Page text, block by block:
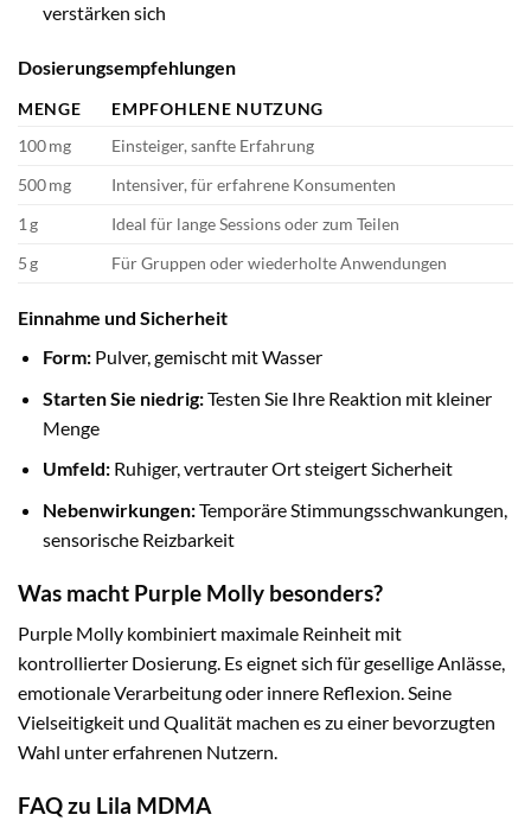
verstärken sich
Dosierungsempfehlungen
MENGE
EMPFOHLENE NUTZUNG
100 mg
Einsteiger, sanfte Erfahrung
500 mg
Intensiver, für erfahrene Konsumenten
1 g
Ideal für lange Sessions oder zum Teilen
5 g
Für Gruppen oder wiederholte Anwendungen
Einnahme und Sicherheit
Form:Pulver, gemischt mit Wasser
Starten Sie niedrig:Testen Sie Ihre Reaktion mit kleiner
Menge
Umfeld:Ruhiger, vertrauter Ort steigert Sicherheit
Nebenwirkungen:Temporäre Stimmungsschwankungen,
sensorische Reizbarkeit
Was macht Purple Molly besonders?
Purple Molly kombiniert maximale Reinheit mit
kontrollierter Dosierung. Es eignet sich für gesellige Anlässe,
emotionale Verarbeitung oder innere Reflexion. Seine
Vielseitigkeit und Qualität machen es zu einer bevorzugten
Wahl unter erfahrenen Nutzern.
FAQ zu Lila MDMA